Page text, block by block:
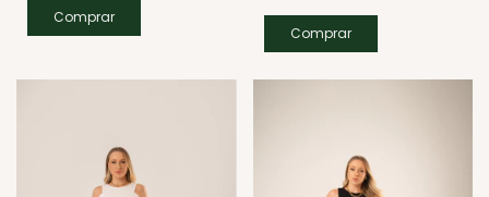
Comprar
Comprar